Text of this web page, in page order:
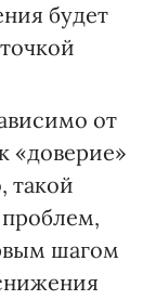
будет
от
«доверие»
такой
шагом